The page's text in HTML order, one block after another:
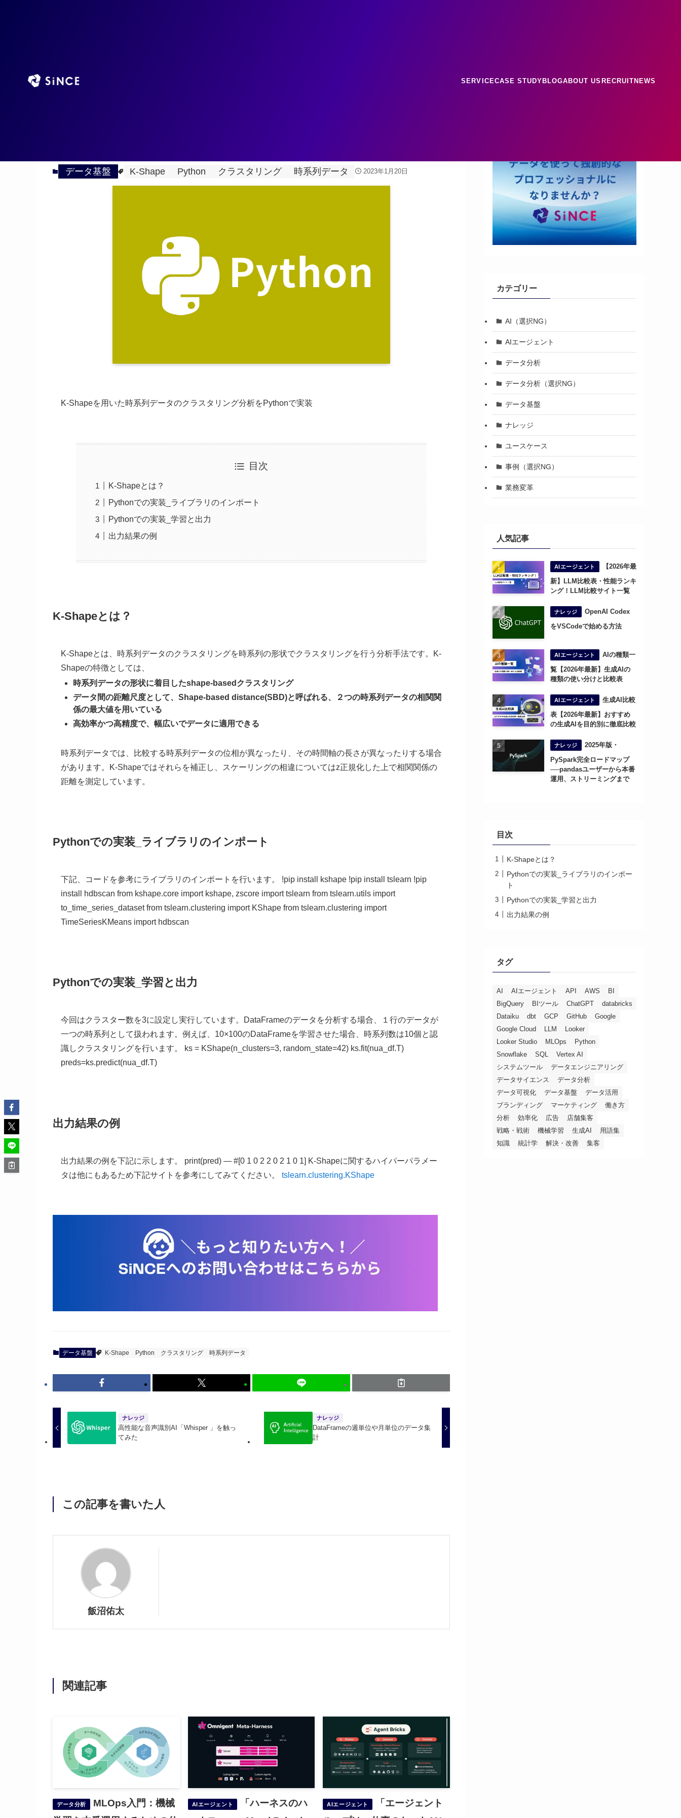
SERVICECASE STUDYBLOGABOUT US RECRUITNEWS
データ基盤 K-Shape Python クラスタリング 時系列データ 2023年1月20日
K-Shapeを用いた時系列データのクラスタリング分析をPythonで実装
目次
K-Shapeとは？
Pythonでの実装_ライブラリのインポート
Pythonでの実装_学習と出力
出力結果の例
K-Shapeとは？
K-Shapeとは、時系列データのクラスタリングを時系列の形状でクラスタリングを行う分析手法です。K-
Shapeの特徴としては、
時系列データの形状に着目したshape-basedクラスタリング
データ間の距離尺度として、Shape-based distance(SBD)と呼ばれる、２つの時系列データの相関関
係の最大値を用いている
高効率かつ高精度で、幅広いでデータに適用できる
時系列データでは、比較する時系列データの位相が異なったり、その時間軸の長さが異なったりする場合
があります。K-Shapeではそれらを補正し、スケーリングの相違についてはz正規化した上で相関関係の
距離を測定しています。
Pythonでの実装_ライブラリのインポート
下記、コードを参考にライブラリのインポートを行います。 !pip install kshape !pip install tslearn !pip
install hdbscan from kshape.core import kshape, zscore import tslearn from tslearn.utils import
to_time_series_dataset from tslearn.clustering import KShape from tslearn.clustering import
TimeSeriesKMeans import hdbscan
Pythonでの実装_学習と出力
今回はクラスター数を3に設定し実行しています。DataFrameのデータを分析する場合、１行のデータが
一つの時系列として扱われます。例えば、10×100のDataFrameを学習させた場合、時系列数は10個と認
識しクラスタリングを行います。 ks = KShape(n_clusters=3, random_state=42) ks.fit(nua_df.T)
preds=ks.predict(nua_df.T)
出力結果の例
出力結果の例を下記に示します。 print(pred) — #[0 1 0 2 2 0 2 1 0 1] K-Shapeに関するハイパーパラメー
タは他にもあるため下記サイトを参考にしてみてください。 tslearn.clustering.KShape
データ基盤 K-Shape Python クラスタリング 時系列データ
ナレッジ
高性能な音声識別AI「Whisper 」を触っ
てみた
ナレッジ
DataFrameの週単位や月単位のデータ集
計
この記事を書いた人
飯沼佑太
関連記事
データ分析
MLOps入門：機械
AIエージェント
「ハーネスのハ
AIエージェント
「エージェント
カテゴリー
AI（選択NG）
AIエージェント
データ分析
データ分析（選択NG）
データ基盤
ナレッジ
ユースケース
事例（選択NG）
業務変革
人気記事
AIエージェント
【2026年最
新】LLM比較表・性能ランキ
ング！LLM比較サイト一覧
ナレッジ
OpenAI Codex
をVSCodeで始める方法
AIエージェント
AIの種類一
覧【2026年最新】生成AIの
種類の使い分けと比較表
AIエージェント
生成AI比較
表【2026年最新】おすすめ
の生成AIを目的別に徹底比較
ナレッジ
2025年版・
PySpark完全ロードマップ
──pandasユーザーから本番
運用、ストリーミングまで
目次
K-Shapeとは？
Pythonでの実装_ライブラリのインポー
ト
Pythonでの実装_学習と出力
出力結果の例
タグ
AI AIエージェント API AWS
BI
BigQuery
BIツール ChatGPT
databricks
Dataiku
dbt GCP GitHub
Google
Google Cloud
LLM
Looker
Looker Studio
MLOps
Python
Snowflake
SQL
Vertex AI
システムツール
データエンジニアリング
データサイエンス
データ分析
データ可視化
データ基盤
データ活用
ブランディング
マーケティング
働き方
分析
効率化 広告
店舗集客
戦略・戦術
機械学習 生成AI
用語集
知識
統計学 解決・改善 集客